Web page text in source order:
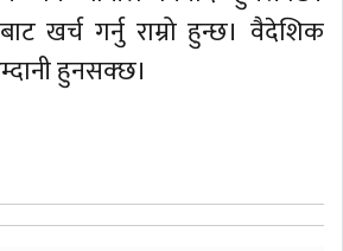
खर्च गर्नु राम्रो हुन्छ। वैदेशिक
हुनसक्छ।